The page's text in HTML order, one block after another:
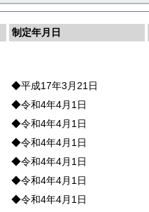
制定年月日
◆平成17年3月21日
◆令和4年4月1日
◆令和4年4月1日
◆令和4年4月1日
◆令和4年4月1日
◆令和4年4月1日
◆令和4年4月1日